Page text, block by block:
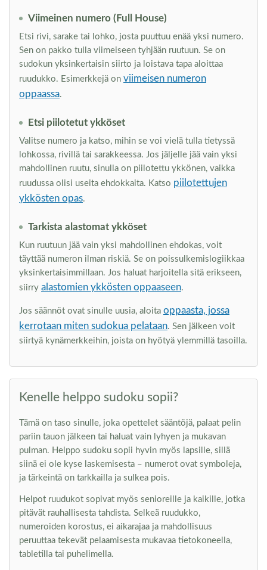
Viimeinen numero (Full House)
Etsi rivi, sarake tai lohko, josta puuttuu enää yksi numero.
Sen on pakko tulla viimeiseen tyhjään ruutuun. Se on
sudokun yksinkertaisin siirto ja loistava tapa aloittaa
ruudukko. Esimerkkejä on viimeisen numeron
oppaassa.
Etsi piilotetut ykköset
Valitse numero ja katso, mihin se voi vielä tulla tietyssä
lohkossa, rivillä tai sarakkeessa. Jos jäljelle jää vain yksi
mahdollinen ruutu, sinulla on piilotettu ykkönen, vaikka
ruudussa olisi useita ehdokkaita. Katso piilotettujen
ykkösten opas.
Tarkista alastomat ykköset
Kun ruutuun jää vain yksi mahdollinen ehdokas, voit
täyttää numeron ilman riskiä. Se on poissulkemislogiikkaa
yksinkertaisimmillaan. Jos haluat harjoitella sitä erikseen,
siirry alastomien ykkösten oppaaseen.
Jos säännöt ovat sinulle uusia, aloita oppaasta, jossa
kerrotaan miten sudokua pelataan. Sen jälkeen voit
siirtyä kynämerkkeihin, joista on hyötyä ylemmillä tasoilla.
Kenelle helppo sudoku sopii?
Tämä on taso sinulle, joka opettelet sääntöjä, palaat pelin
pariin tauon jälkeen tai haluat vain lyhyen ja mukavan
pulman. Helppo sudoku sopii hyvin myös lapsille, sillä
siinä ei ole kyse laskemisesta – numerot ovat symboleja,
ja tärkeintä on tarkkailla ja sulkea pois.
Helpot ruudukot sopivat myös senioreille ja kaikille, jotka
pitävät rauhallisesta tahdista. Selkeä ruudukko,
numeroiden korostus, ei aikarajaa ja mahdollisuus
peruuttaa tekevät pelaamisesta mukavaa tietokoneella,
tabletilla tai puhelimella.